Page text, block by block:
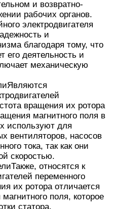
и возвратно-
рабочих органов.
электродвигателя
и
благодаря тому, что
его деятельность и
механическую
вращения их ротора
магнитного поля в
используют для
вентиляторов, насосов
тока, так как они
скоростью.
относятся к
переменного
их ротора отличается
поля, которое
статора.